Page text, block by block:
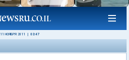
11 НОЯБРЯ 2011 03:47